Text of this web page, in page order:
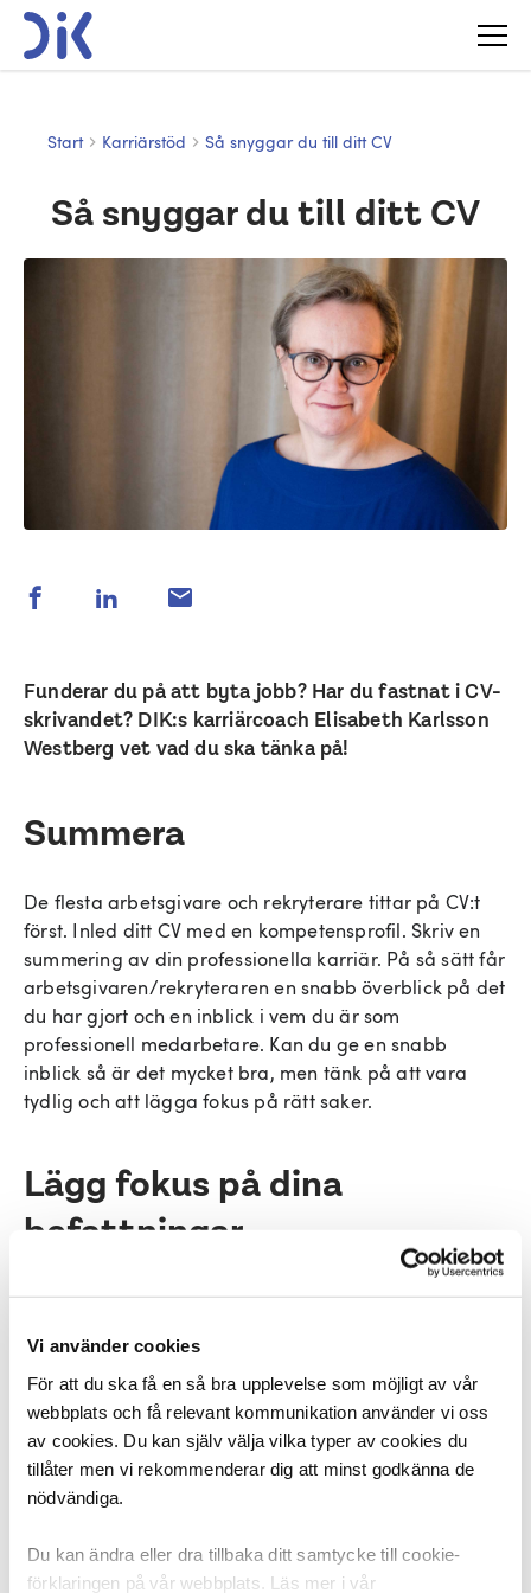
Vi använder cookies
För att du ska få en så bra upplevelse som möjligt av vår
webbplats och få relevant kommunikation använder vi oss
av cookies. Du kan själv välja vilka typer av cookies du
tillåter men vi rekommenderar dig att minst godkänna de
nödvändiga.
Du kan ändra eller dra tillbaka ditt samtycke till cookie-
förklaringen på vår webbplats. Läs mer i vår
Start Karriärstöd Så snyggar du till ditt CV
Så snyggar du till ditt CV
Funderar du på att byta jobb? Har du fastnat i CV-
skrivandet? DIK:s karriärcoach Elisabeth Karlsson
Westberg vet vad du ska tänka på!
Summera
De flesta arbetsgivare och rekryterare tittar på CV:t
först. Inled ditt CV med en kompetensprofil. Skriv en
summering av din professionella karriär. På så sätt får
arbetsgivaren/rekryteraren en snabb överblick på det
du har gjort och en inblick i vem du är som
professionell medarbetare. Kan du ge en snabb
inblick så är det mycket bra, men tänk på att vara
tydlig och att lägga fokus på rätt saker.
Lägg fokus på dina
befattningar
Se till att ha ett tydligt och överskådligt CV med bra
därefter arbetsgivare och tidsperiod. Har du jobbat
som karriärcoach, fokusera på det. Detsamma gäller
utbildning. Var specifik och gå på innehållet i
utbildningen. Exakt vad är det du har studerat?
kompletterar varandra